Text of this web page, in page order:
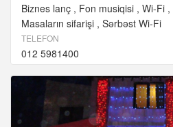
Biznes lanç Fon musiqisi Wi-Fi
Masaların sifarişi Sərbəst Wi-Fi
TELEFON
012 5981400